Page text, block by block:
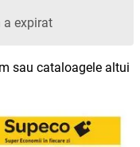
a expirat
sau cataloagele altui